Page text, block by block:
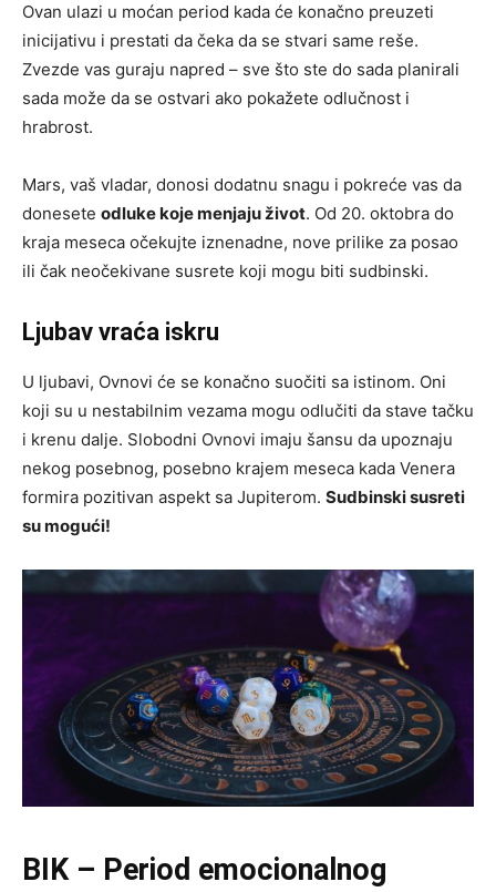
Ovan ulazi u moćan period kada će konačno preuzeti
inicijativu i prestati da čeka da se stvari same reše.
Zvezde vas guraju napred – sve što ste do sada planirali
sada može da se ostvari ako pokažete odlučnost i
hrabrost.
Mars, vaš vladar, donosi dodatnu snagu i pokreće vas da
donesete odluke koje menjaju život. Od 20. oktobra do
kraja meseca očekujte iznenadne, nove prilike za posao
ili čak neočekivane susrete koji mogu biti sudbinski.
Ljubav vraća iskru
U ljubavi, Ovnovi će se konačno suočiti sa istinom. Oni
koji su u nestabilnim vezama mogu odlučiti da stave tačku
i krenu dalje. Slobodni Ovnovi imaju šansu da upoznaju
nekog posebnog, posebno krajem meseca kada Venera
formira pozitivan aspekt sa Jupiterom. Sudbinski susreti
su mogući!
BIK – Period emocionalnog